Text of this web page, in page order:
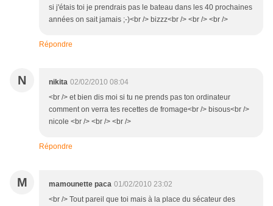
si j'étais toi je prendrais pas le bateau dans les 40 prochaines
années on sait jamais ;-)<br /> bizzz<br /> <br /> <br />
Répondre
N nikita 02/02/2010 08:04
<br /> et bien dis moi si tu ne prends pas ton ordinateur
comment on verra tes recettes de fromage<br /> bisous<br />
nicole <br /> <br /> <br />
Répondre
M mamounette paca 01/02/2010 23:02
<br /> Tout pareil que toi mais à la place du sécateur des